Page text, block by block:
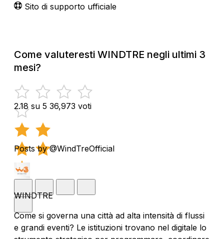
Sito di supporto ufficiale
Come valuteresti WINDTRE negli ultimi 3
mesi?
2.18 su 5 36,973 voti
Posts by @WindTreOfficial
WINDTRE
Come si governa una città ad alta intensità di flussi
e grandi eventi? Le istituzioni trovano nel digitale lo